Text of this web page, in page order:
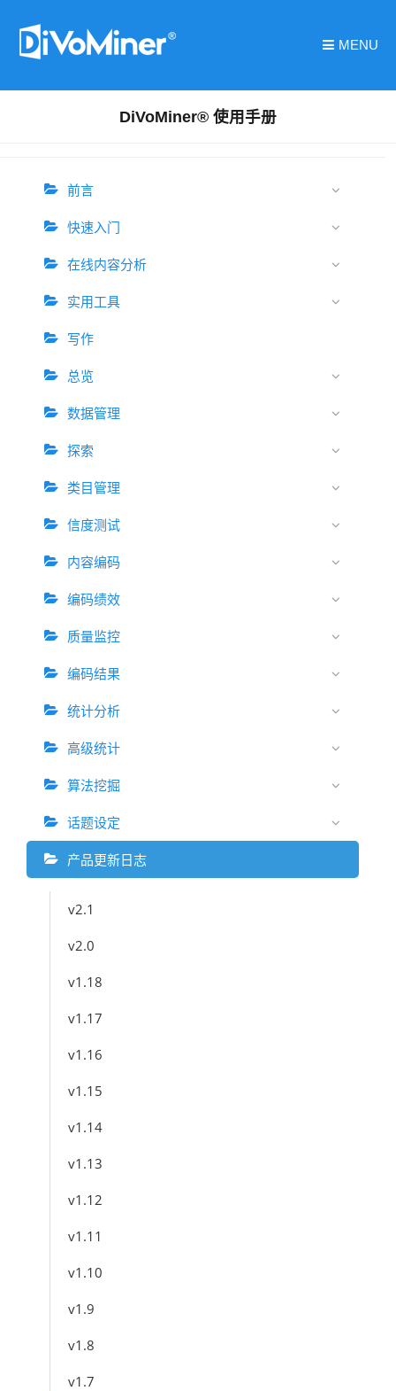
MENU
DiVoMiner® 使用手册
前言
快速入门
在线内容分析
实用工具
写作
总览
数据管理
探索
类目管理
信度测试
内容编码
编码绩效
质量监控
编码结果
统计分析
高级统计
算法挖掘
话题设定
产品更新日志
v2.1
v2.0
v1.18
v1.17
v1.16
v1.15
v1.14
v1.13
v1.12
v1.11
v1.10
v1.9
v1.8
v1.7